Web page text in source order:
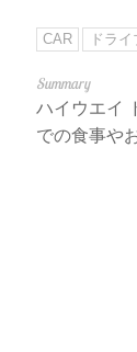
CAR ドラ
ハイウエイ
での食事や